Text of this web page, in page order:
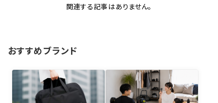
関連する記事はありません。
おすすめブランド